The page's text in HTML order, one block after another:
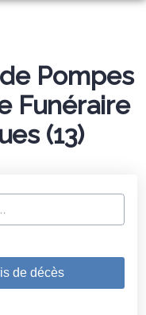
Pompes
Funéraire
(13)
de décès